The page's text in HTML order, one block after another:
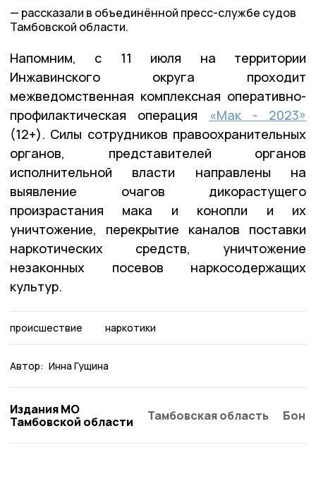
рассказали в объединённой пресс-службе судов
Тамбовской области.
Напомним, с 11 июля на территории
Инжавинского округа проходит
межведомственная комплексная оперативно-
профилактическая операция «Мак - 2023»
(12+). Силы сотрудников правоохранительных
органов, представителей органов
исполнительной власти направлены на
выявление очагов дикорастущего
произрастания мака и конопли и их
уничтожение, перекрытие каналов поставки
наркотических средств, уничтожение
незаконных посевов наркосодержащих
культур.
происшествие наркотики
Автор: Инна Гущина
Издания МО
Тамбовской области
Тамбовская область